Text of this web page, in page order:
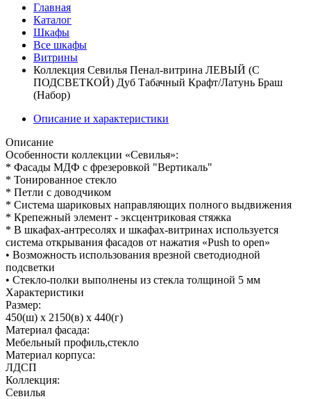
Главная
Каталог
Шкафы
Все шкафы
Витрины
Коллекция Севилья Пенал-витрина ЛЕВЫЙ (С
ПОДСВЕТКОЙ) Дуб Табачный Крафт/Латунь Браш
(Набор)
Описание и характеристики
Описание
Особенности коллекции «Севилья»:
* Фасады МДФ с фрезеровкой "Вертикаль"
* Тонированное стекло
* Петли с доводчиком
* Система шариковых направляющих полного выдвижения
* Крепежный элемент - эксцентриковая стяжка
* В шкафах-антресолях и шкафах-витринах используется
система открывания фасадов от нажатия «Push to open»
• Возможность использования врезной светодиодной
подсветки
• Стекло-полки выполнены из стекла толщиной 5 мм
Характеристики
Размер:
450(ш) x 2150(в) x 440(г)
Материал фасада:
Мебельный профиль,стекло
Материал корпуса:
ЛДСП
Коллекция:
Севилья